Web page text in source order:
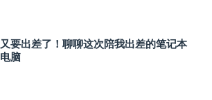
又要出差了！聊聊这次陪我出差的笔记本
电脑